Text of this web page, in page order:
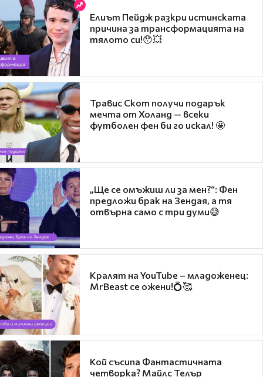
Елиът Пейдж разкри истинската
причина за трансформацията на
тялото си!😯💥
Травис Скот получи подарък
мечта от Холанд — всеки
футболен фен би го искал! 🤩
„Ще се омъжиш ли за мен?“: Фен
предложи брак на Зендая, а тя
отвърна само с три думи😅
Кралят на YouTube – младоженец:
MrBeast се ожени!💍🥰
Кой съсипа Фантастичната
четворка? Майлс Телър